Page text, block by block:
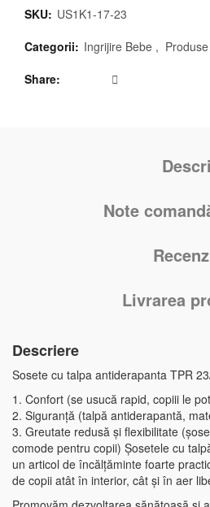
SKU: US1K1-17-23
Categorii: Ingrijire Bebe ,
Share
Note
Livrarea
Descriere
Sosete cu talpa antiderapanta TPR
1. Confort (se usucă rapid, copiii le
2. Siguranță (talpă antiderapantă,
3. Greutate redusă și flexibilitate
comode pentru copii) Șosetele cu
un articol de încălțăminte foarte
de copii atât în interior, cât și în aer